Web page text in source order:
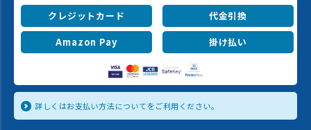
クレジットカード
代金引換
Amazon Pay
掛け払い
詳しくはお支払い方法についてをご利用ください。